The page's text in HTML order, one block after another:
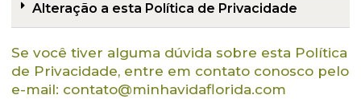
Alteração a esta Política de Privacidade
Se você tiver alguma dúvida sobre esta Política
de Privacidade, entre em contato conosco pelo
e-mail: contato@minhavidaflorida.com